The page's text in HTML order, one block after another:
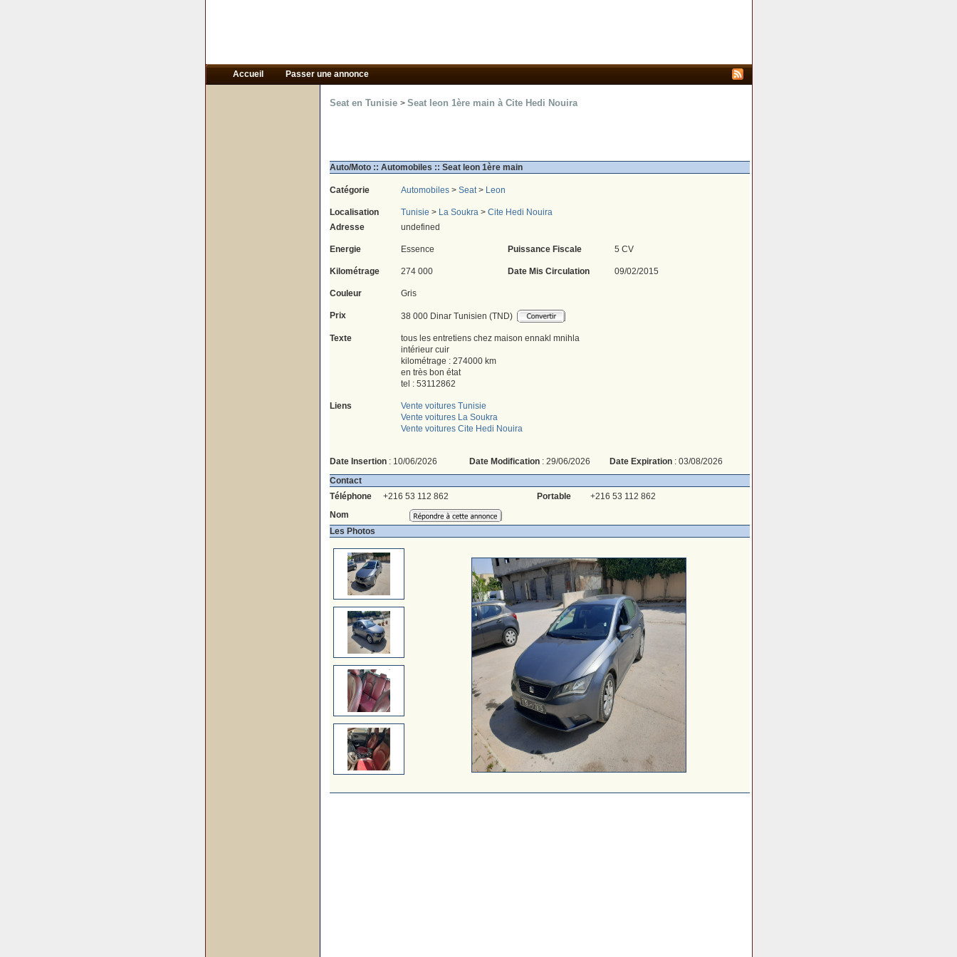
Accueil Passer une annonce
Seat en Tunisie > Seat leon 1ère main à Cite Hedi Nouira
Auto/Moto :: Automobiles :: Seat leon 1ère main
Catégorie Automobiles> Seat> Leon
Localisation Tunisie > La Soukra> Cite Hedi Nouira
Adresse
undefined
Energie Essence Puissance Fiscale 5 CV
Kilométrage 274 000 Date Mis Circulation 09/02/2015
Couleur Gris
Prix 38 000 Dinar Tunisien (TND)
Texte
tous les entretiens chez maison ennakl mnihla
intérieur cuir
kilométrage : 274000 km
en très bon état
tel : 53112862
Liens
Vente voitures Tunisie
Vente voitures La Soukra
Vente voitures Cite Hedi Nouira
Date Insertion: 10/06/2026 Date Modification: 29/06/2026 Date Expiration: 03/08/2026
Contact
Téléphone
+216 53 112 862 Portable
+216 53 112 862
Nom
Les Photos